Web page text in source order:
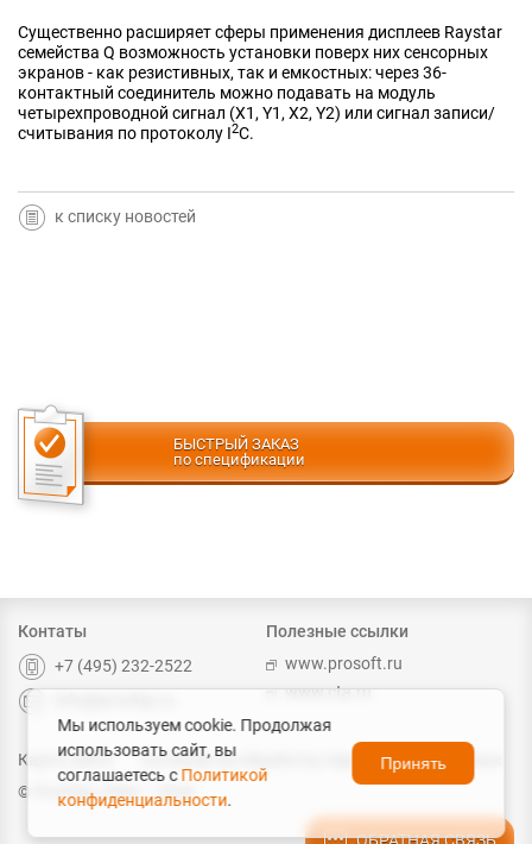
БЫСТРЫЙ ЗАКАЗ
по спецификации
Существенно расширяет сферы применения дисплеев Raystar
семейства Q возможность установки поверх них сенсорных
экранов - как резистивных, так и емкостных: через 36-
контактный соединитель можно подавать на модуль
четырехпроводной сигнал (X1, Y1, X2, Y2) или сигнал записи/
считывания по протоколу I2C.
к списку новостей
Контаты
+7 (495) 232-2522
Полезные ссылки
www.prosoft.ru
www.cta.ru
Карта сайта
Согласие на обработку персональных данных
© ProChip, 2004 – 2026
ОБРАТНАЯ СВЯЗЬ
Мы используем cookie. Продолжая
использовать сайт, вы
соглашаетесь сПолитикой
конфиденциальности.
Принять